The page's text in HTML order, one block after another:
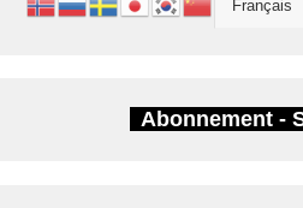
Abonnement -